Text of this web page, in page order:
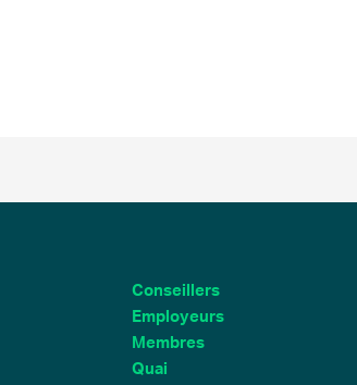
Conseillers
Employeurs
Membres
Quai